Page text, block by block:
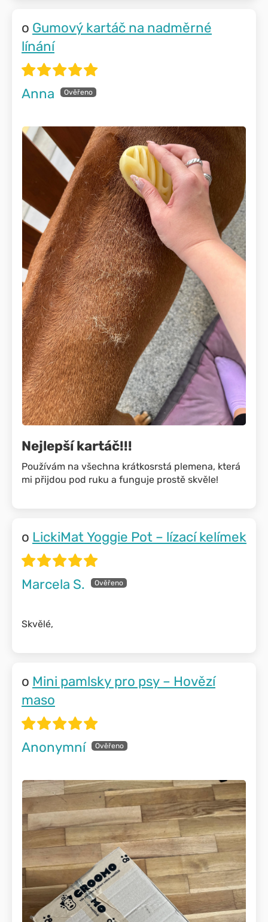
Gumový kartáč na nadměrné
línání
Anna
Nejlepší kartáč!!!
Používám na všechna krátkosrstá plemena, která
mi přijdou pod ruku a funguje prostě skvěle!
LickiMat Yoggie Pot – lízací kelímek
Marcela S.
Skvělé,
Mini pamlsky pro psy – Hovězí
maso
Anonymní